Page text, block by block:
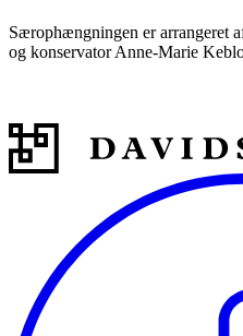
Særophængningen er arrangeret
og konservator Anne-Marie